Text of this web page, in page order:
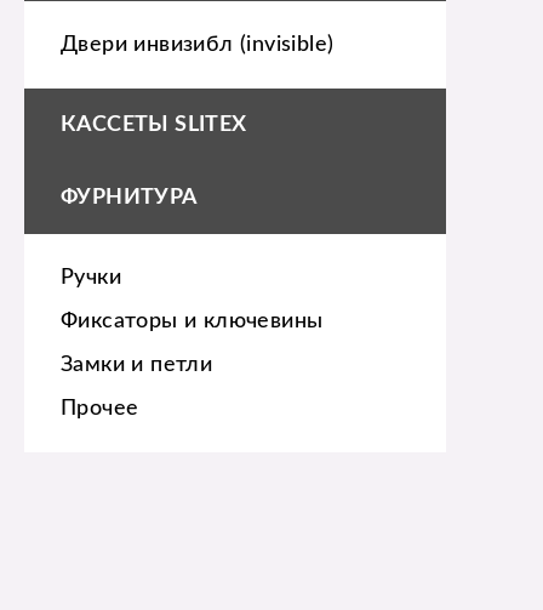
Двери инвизибл (invisible)
КАССЕТЫ SLITEX
ФУРНИТУРА
Ручки
Фиксаторы и ключевины
Замки и петли
Прочее